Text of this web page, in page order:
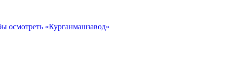
осмотреть «Курганмашзавод»